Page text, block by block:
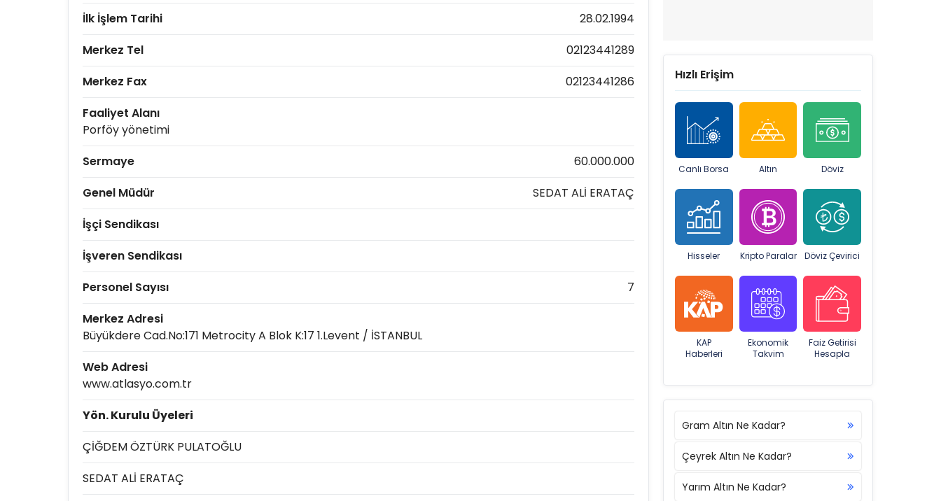
İlk İşlem Tarihi
28.02.1994
Merkez Tel
02123441289
Merkez Fax
02123441286
Faaliyet Alanı
Porföy yönetimi
Sermaye
60.000.000
Genel Müdür
SEDAT ALİ ERATAÇ
İşçi Sendikası
İşveren Sendikası
Personel Sayısı
7
Merkez Adresi
Büyükdere Cad.No:171 Metrocity A Blok K:17 1.Levent / İSTANBUL
Web Adresi
www.atlasyo.com.tr
Yön. Kurulu Üyeleri
ÇİĞDEM ÖZTÜRK PULATOĞLU
SEDAT ALİ ERATAÇ
Hızlı Erişim
Canlı Borsa Altın Döviz
Hisseler Kripto Paralar Döviz Çevirici
KAP
Haberleri
Ekonomik
Takvim
Faiz Getirisi
Hesapla
Gram Altın Ne Kadar?
Çeyrek Altın Ne Kadar?
Yarım Altın Ne Kadar?